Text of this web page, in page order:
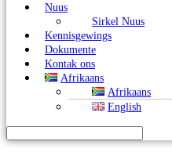
Nuus
Sirkel Nuus
Kennisgewings
Dokumente
Kontak ons
Afrikaans
Afrikaans
English